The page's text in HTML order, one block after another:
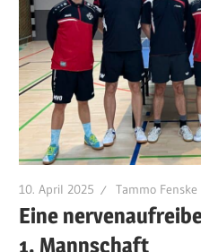
10. April 2025 Tammo Fenske
Eine
1. Mannschaft